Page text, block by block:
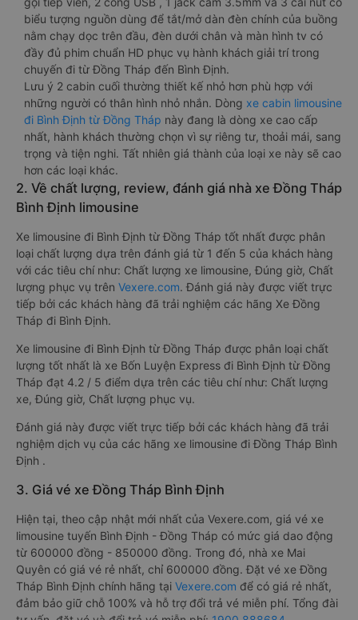
biểu tượng nguồn dùng để tắt/mở dàn đèn chính của buồng
nằm chạy dọc trên đầu, đèn dưới chân và màn hình tv có
đầy đủ phim chuẩn HD phục vụ hành khách giải trí trong
chuyến đi từ Đồng Tháp đến Bình Định.
Lưu ý 2 cabin cuối thường thiết kế nhỏ hơn phù hợp với
những người có thân hình nhỏ nhắn. Dòng xe cabin limousine
đi Bình Định từ Đồng Tháp này đang là dòng xe cao cấp
nhất, hành khách thường chọn vì sự riêng tư, thoải mái, sang
trọng và tiện nghi. Tất nhiên giá thành của loại xe này sẽ cao
hơn các loại khác.
2. Về chất lượng, review, đánh giá nhà xe Đồng Tháp
Bình Định limousine
Xe limousine đi Bình Định từ Đồng Tháp tốt nhất được phân
loại chất lượng dựa trên đánh giá từ 1 đến 5 của khách hàng
với các tiêu chí như: Chất lượng xe limousine, Đúng giờ, Chất
lượng phục vụ trên Vexere.com. Đánh giá này được viết trực
tiếp bởi các khách hàng đã trải nghiệm các hãng Xe Đồng
Tháp đi Bình Định.
Xe limousine đi Bình Định từ Đồng Tháp được phân loại chất
lượng tốt nhất là xe Bốn Luyện Express đi Bình Định từ Đồng
Tháp đạt 4.2 / 5 điểm dựa trên các tiêu chí như: Chất lượng
xe, Đúng giờ, Chất lượng phục vụ.
Đánh giá này được viết trực tiếp bởi các khách hàng đã trải
nghiệm dịch vụ của các hãng xe limousine đi Đồng Tháp Bình
Định .
3. Giá vé xe Đồng Tháp Bình Định
Hiện tại, theo cập nhật mới nhất của Vexere.com, giá vé xe
limousine tuyến Bình Định - Đồng Tháp có mức giá dao động
từ 600000 đồng - 850000 đồng. Trong đó, nhà xe Mai
Quyên có giá vé rẻ nhất, chỉ 600000 đồng. Đặt vé xe Đồng
Tháp Bình Định chính hãng tại Vexere.com để có giá rẻ nhất,
đảm bảo giữ chỗ 100% và hỗ trợ đổi trả vé miễn phí. Tổng đài